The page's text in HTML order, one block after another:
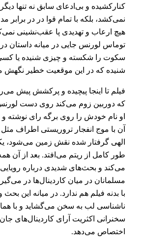
کنارکشیده و بی‌ادعای سابق نه تنها دیگر
نمی‌کشد، بلکه با تمام قوا در در برابر
هیچ ارعاب و تهدیدی پا عقب‌نشینی
توماس لورنس جایی در میانه داستان
سکوت را شکسته و چیزی شنیده یا
شنیده که در این موقعیت خطیر نگهش
فیلم تا اینجا پیچیده و پرکشش پیش
که دوربین زوم می‌کند روی دست لورنس
او نام خودش را روی برگه رای نوشته و
آن با موج انفجار تروریستی اطراف
الهی گرفتار شده نقش زمین می‌شود،
طور کامل از ریتم می‌افتد. بعد از آن
می‌کند و بحث‌های شدیدی درباره رویایی
مسلمانان در میان کاردینال‌ها در
با بدنه فیلم هم ندارد. در میانه این بحث
ناشناسی لب به سخن می‌گشاید و با
سخنرانی اکثریت آرای کاردینال‌های
اختصاص می‌دهد.